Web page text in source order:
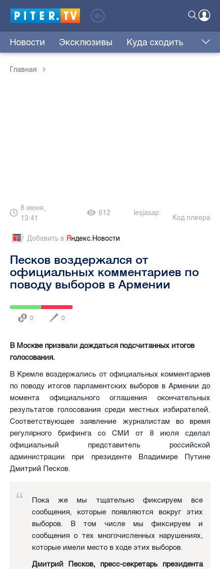
Новости Эксклюзивы Куда сходить
Главная
8 июня,
13:41
612 lesjasap
Код плеера
Добавить в Яндекс.Новости
Песков воздержался от
официальных комментариев по
поводу выборов в Армении
0 0
В Москве призвали дождаться подсчитанных итогов
голосования.
В Кремле воздержались от официальных комментариев
по поводу итогов парламентских выборов в Армении до
момента официального оглашения окончательных
результатов голосования среди местных избирателей.
Соответствующее заявление журналистам во время
регулярного брифинга со СМИ от 8 июля сделал
официальный представитель российской
администрации при президенте Владимире Путине
Дмитрий Песков.
Пока же мы тщательно фиксируем все
сообщения, которые появляются вокруг этих
выборов. В том числе мы фиксируем и
сообщения о тех многочисленных нарушениях,
которые имели место в ходе этих выборов.
Дмитрий Песков, пресс-секретарь президента